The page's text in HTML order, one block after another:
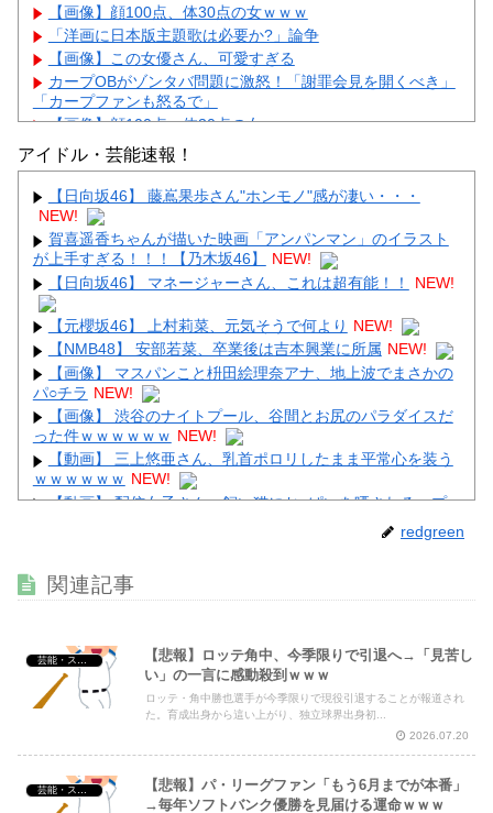
【画像】顔100点、体30点の女ｗｗｗ
「洋画に日本版主題歌は必要か?」論争
【画像】この女優さん、可愛すぎる
カープOBがゾンタバ問題に激怒！「謝罪会見を開くべき」
「カープファンも怒るで」
【画像】顔100点、体30点の女ｗｗｗ
Powered by livedoor 相互RSS
アイドル・芸能速報！
【日向坂46】 藤嶌果歩さん"ホンモノ"感が凄い・・・
NEW!
賀喜遥香ちゃんが描いた映画「アンパンマン」のイラスト
が上手すぎる！！！【乃木坂46】
NEW!
【日向坂46】 マネージャーさん、これは超有能！！
NEW!
【元櫻坂46】 上村莉菜、元気そうで何より NEW!
【NMB48】 安部若菜、卒業後は吉本興業に所属 NEW!
【画像】 マスパンこと枡田絵理奈アナ、地上波でまさかの
パ○チラ NEW!
【画像】 渋谷のナイトプール、谷間とお尻のパラダイスだ
った件ｗｗｗｗｗｗ NEW!
【動画】 三上悠亜さん、乳首ポロリしたまま平常心を装う
ｗｗｗｗｗｗ NEW!
【動画】 配信女子さん、飼い猫にお○ぱいを晒されるハプ
【画像】 風俗店のホームページ、見るだけでボッ起してし
Powered by livedoor 相互RSS
redgreen
関連記事
芸能・スポーツ・Youtuber
【悲報】ロッテ角中、今季限りで引退へ→「見苦し
い」の一言に感動殺到ｗｗｗ
ロッテ・角中勝也選手が今季限りで現役引退することが報道され
た。育成出身から這い上がり、独立球界出身初...
2026.07.20
芸能・スポーツ・Youtuber
【悲報】パ・リーグファン「もう6月までが本番」
→毎年ソフトバンク優勝を見届ける運命ｗｗｗ